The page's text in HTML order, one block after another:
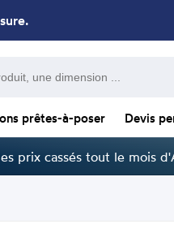
prêtes-à-poser Devis
prix cassés tout le mois